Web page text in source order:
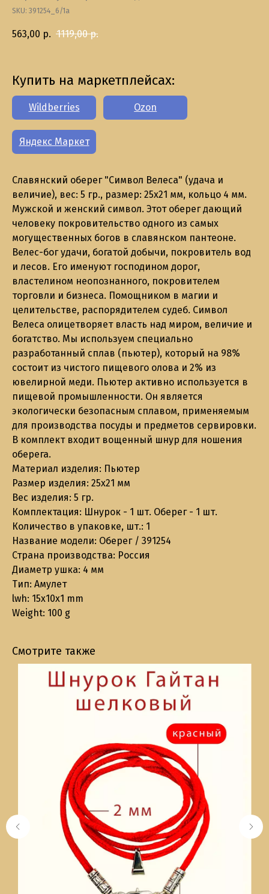
SKU: 391254_6/1а
563,00 р. 1119,00 р.
Купить на маркетплейсах:
Wildberries Ozon
Яндекс Маркет
Славянский оберег "Символ Велеса" (удача и
величие), вес: 5 гр., размер: 25х21 мм, кольцо 4 мм.
Мужской и женский символ. Этот оберег дающий
человеку покровительство одного из самых
могущественных богов в славянском пантеоне.
Велес-бог удачи, богатой добычи, покровитель вод
и лесов. Его именуют господином дорог,
властелином неопознанного, покровителем
торговли и бизнеса. Помощником в магии и
целительстве, распорядителем судеб. Символ
Велеса олицетворяет власть над миром, величие и
богатство. Мы используем специально
разработанный сплав (пьютер), который на 98%
состоит из чистого пищевого олова и 2% из
ювелирной меди. Пьютер активно используется в
пищевой промышленности. Он является
экологически безопасным сплавом, применяемым
для производства посуды и предметов сервировки.
В комплект входит вощенный шнур для ношения
оберега.
Материал изделия: Пьютер
Размер изделия: 25х21 мм
Вес изделия: 5 гр.
Комплектация: Шнурок - 1 шт. Оберег - 1 шт.
Количество в упаковке, шт.: 1
Название модели: Оберег / 391254
Страна производства: Россия
Диаметр ушка: 4 мм
Тип: Амулет
lwh: 15x10x1 mm
Weight: 100 g
Смотрите также